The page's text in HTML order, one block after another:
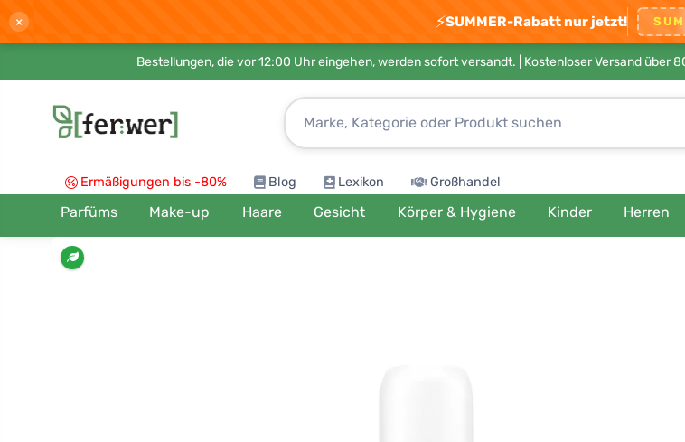
× ⚡SUMMER-Rabatt nur jetzt!
Bestellungen, die vor 12:00 Uhr eingehen, werden sofort versandt. | Kostenloser Versand über
Ermäßigungen bis -80% Blog Lexikon Großhandel
Parfüms Make-up Haare Gesicht Körper & Hygiene Kinder Herren